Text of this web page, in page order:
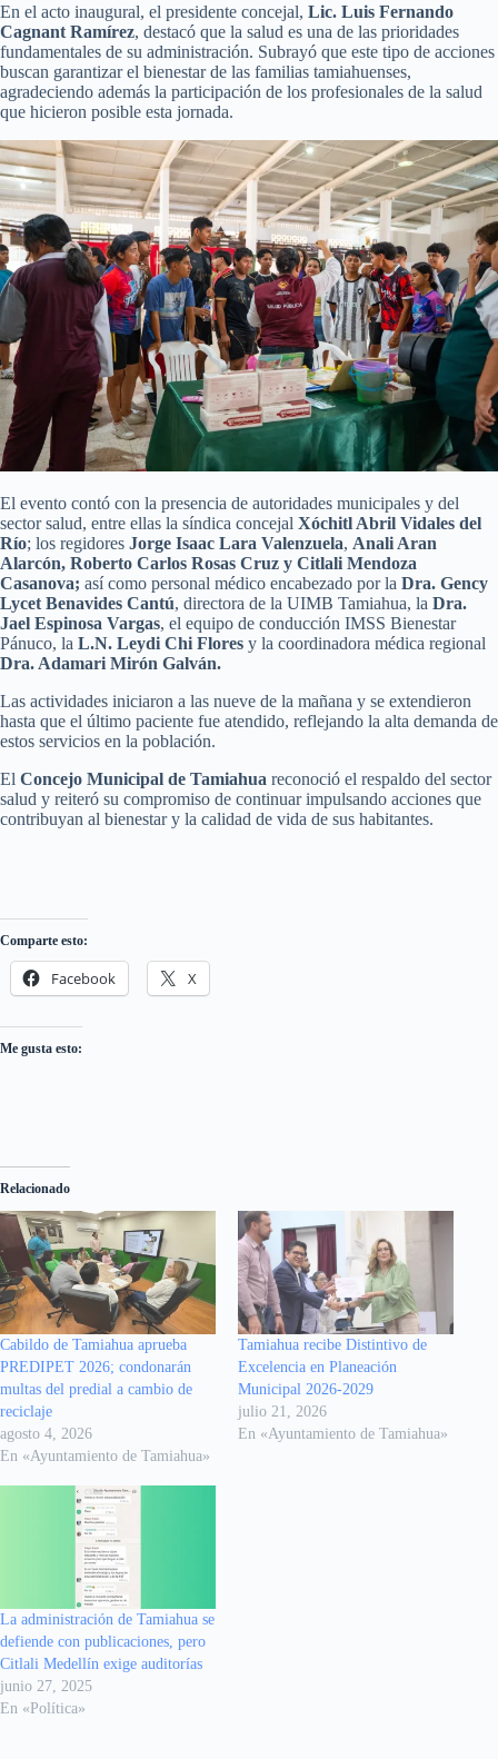
En el acto inaugural, el presidente concejal, Lic. Luis Fernando
Cagnant Ramírez, destacó que la salud es una de las prioridades
fundamentales de su administración. Subrayó que este tipo de acciones
buscan garantizar el bienestar de las familias tamiahuenses,
agradeciendo además la participación de los profesionales de la salud
que hicieron posible esta jornada.
El evento contó con la presencia de autoridades municipales y del
sector salud, entre ellas la síndica concejal Xóchitl Abril Vidales del
Río; los regidores Jorge Isaac Lara Valenzuela, Anali Aran
Alarcón, Roberto Carlos Rosas Cruz y Citlali Mendoza
Casanova; así como personal médico encabezado por la Dra. Gency
Lycet Benavides Cantú, directora de la UIMB Tamiahua, la Dra.
Jael Espinosa Vargas, el equipo de conducción IMSS Bienestar
Pánuco, la L.N. Leydi Chi Flores y la coordinadora médica regional
Dra. Adamari Mirón Galván.
Las actividades iniciaron a las nueve de la mañana y se extendieron
hasta que el último paciente fue atendido, reflejando la alta demanda de
estos servicios en la población.
El Concejo Municipal de Tamiahua reconoció el respaldo del sector
salud y reiteró su compromiso de continuar impulsando acciones que
contribuyan al bienestar y la calidad de vida de sus habitantes.
Comparte esto:
Facebook X
Me gusta esto:
Relacionado
Cabildo de Tamiahua aprueba
PREDIPET 2026; condonarán
multas del predial a cambio de
reciclaje
agosto 4, 2026
En «Ayuntamiento de Tamiahua»
Tamiahua recibe Distintivo de
Excelencia en Planeación
Municipal 2026-2029
julio 21, 2026
En «Ayuntamiento de Tamiahua»
La administración de Tamiahua se
defiende con publicaciones, pero
Citlali Medellín exige auditorías
junio 27, 2025
En «Política»